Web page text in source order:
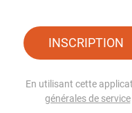
INSCRIPTION
En utilisant cette
générales de service